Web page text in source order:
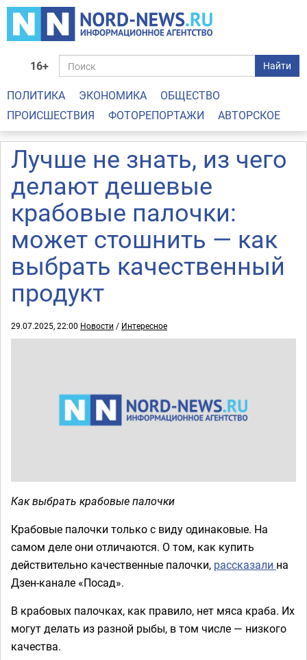
16+ Найти
ПОЛИТИКА ЭКОНОМИКА
ОБЩЕСТВО
ПРОИСШЕСТВИЯ
ФОТОРЕПОРТАЖИ АВТОРСКОЕ
Лучше не знать, из чего
делают дешевые
крабовые палочки:
может стошнить — как
выбрать качественный
продукт
29.07.2025, 22:00 Новости / Интересное
Как выбрать крабовые палочки
Крабовые палочки только с виду одинаковые. На
самом деле они отличаются. О том, как купить
действительно качественные палочки, рассказали на
Дзен-канале «Посад».
В крабовых палочках, как правило, нет мяса краба. Их
могут делать из разной рыбы, в том числе — низкого
качества.